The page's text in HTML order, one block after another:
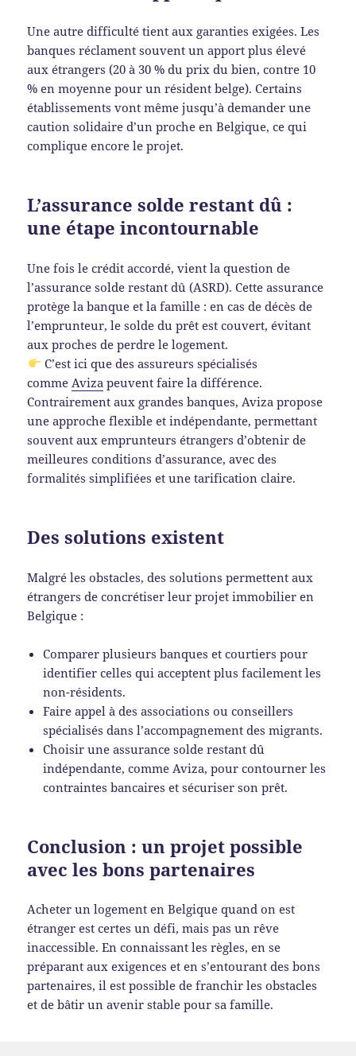
Une autre difficulté tient aux garanties exigées. Les
banques réclament souvent un apport plus élevé
aux étrangers (20 à 30 % du prix du bien, contre 10
% en moyenne pour un résident belge). Certains
établissements vont même jusqu’à demander une
caution solidaire d’un proche en Belgique, ce qui
complique encore le projet.
L’assurance solde restant dû :
une étape incontournable
Une fois le crédit accordé, vient la question de
l’assurance solde restant dû (ASRD). Cette assurance
protège la banque et la famille : en cas de décès de
l’emprunteur, le solde du prêt est couvert, évitant
aux proches de perdre le logement.
C’est ici que des assureurs spécialisés
comme Aviza peuvent faire la différence.
Contrairement aux grandes banques, Aviza propose
une approche flexible et indépendante, permettant
souvent aux emprunteurs étrangers d’obtenir de
meilleures conditions d’assurance, avec des
formalités simplifiées et une tarification claire.
Des solutions existent
Malgré les obstacles, des solutions permettent aux
étrangers de concrétiser leur projet immobilier en
Belgique :
Comparer plusieurs banques et courtiers pour
identifier celles qui acceptent plus facilement les
non-résidents.
Faire appel à des associations ou conseillers
spécialisés dans l’accompagnement des migrants.
Choisir une assurance solde restant dû
indépendante, comme Aviza, pour contourner les
contraintes bancaires et sécuriser son prêt.
Conclusion : un projet possible
avec les bons partenaires
Acheter un logement en Belgique quand on est
étranger est certes un défi, mais pas un rêve
inaccessible. En connaissant les règles, en se
préparant aux exigences et en s’entourant des bons
partenaires, il est possible de franchir les obstacles
et de bâtir un avenir stable pour sa famille.